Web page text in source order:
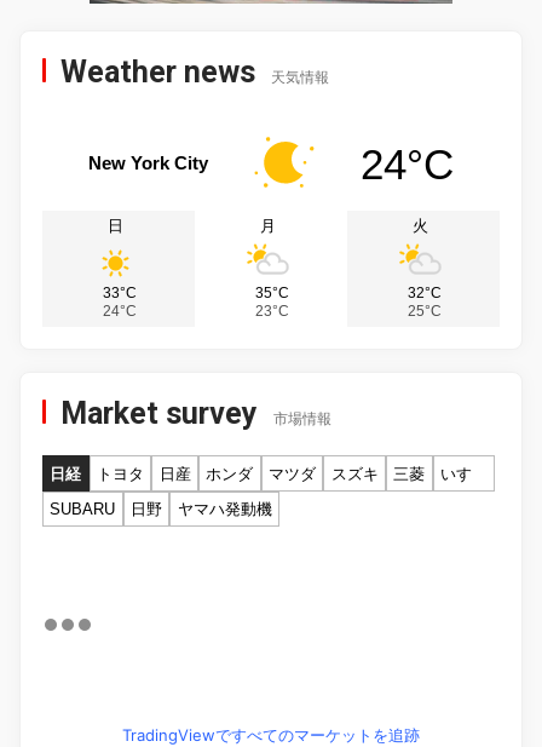
Weather news 天気情報
New York City 24°C
日
33°C
24°C
月
35°C
23°C
火
32°C
25°C
Market survey 市場情報
日経 トヨタ 日産 ホンダ マツダ スズキ 三菱
いすゞ
SUBARU
日野 ヤマハ発動機
TradingViewですべてのマーケットを追跡